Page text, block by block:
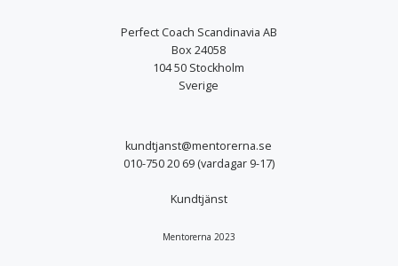
Perfect Coach Scandinavia AB
Box 24058
104 50 Stockholm
Sverige
kundtjanst@mentorerna.se
010-750 20 69(vardagar 9-17)
Kundtjänst
Mentorerna 2023